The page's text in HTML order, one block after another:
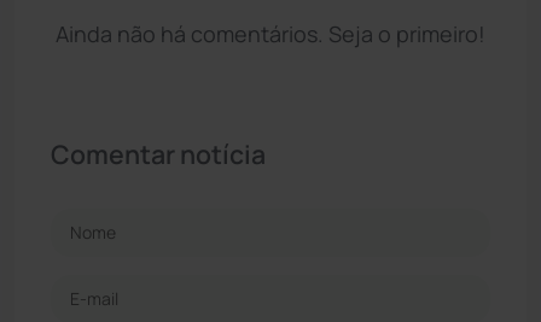
Ainda não há comentários. Seja o primeiro!
Comentar notícia